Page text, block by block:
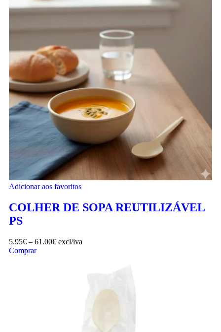
Adicionar aos favoritos
COLHER DE SOPA REUTILIZÁVEL
PS
5.95€ – 61.00€ excl/iva
Comprar